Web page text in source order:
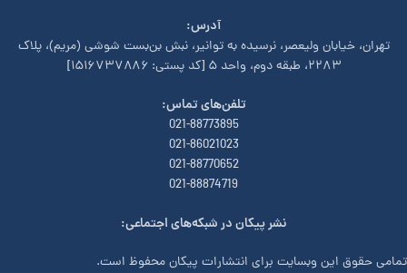
آدرس:
تهران، خیابان وليعصر، نرسيده به توانير، نبش بن‌بست شوشی (مريم)، پلاک
۲۲۸۳، طبقه دوم، واحد ۵ [کد پستی: ۱۵۱۶۷۳۷۸۸۶]
تلفن‌های تماس:
021-88773895
021-86021023
021-88770652
021-88874719
نشر پیکان در شبکه‌های اجتماعی:
تمامی حقوق این وبسایت برای انتشارات پیکان محفوظ است.